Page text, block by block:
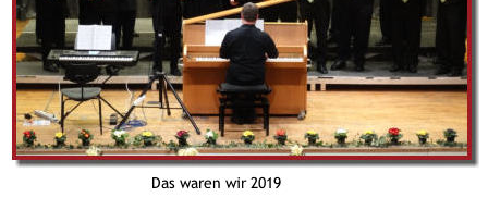
Das waren wir 2019